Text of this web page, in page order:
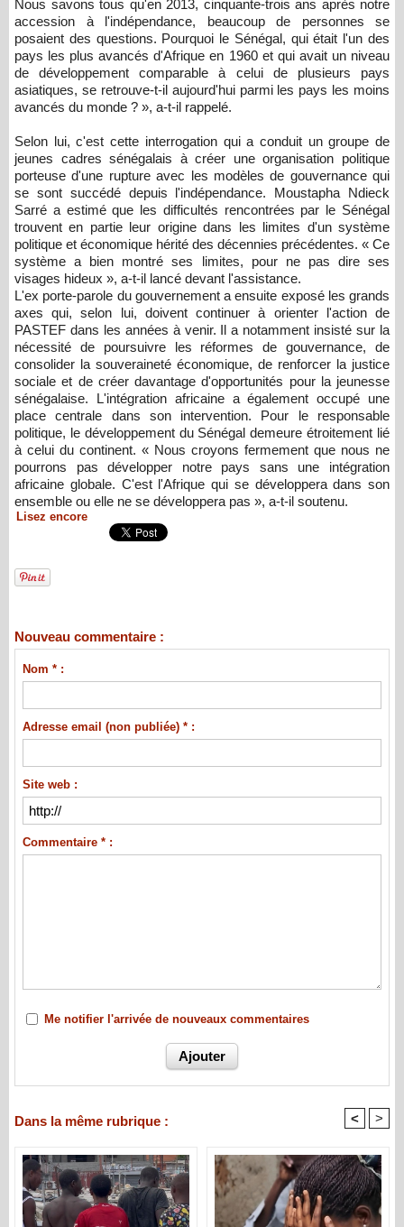
Nous savons tous qu'en 2013, cinquante-trois ans après notre
accession à l'indépendance, beaucoup de personnes se
posaient des questions. Pourquoi le Sénégal, qui était l'un des
pays les plus avancés d'Afrique en 1960 et qui avait un niveau
de développement comparable à celui de plusieurs pays
asiatiques, se retrouve-t-il aujourd'hui parmi les pays les moins
avancés du monde ? », a-t-il rappelé.
Selon lui, c'est cette interrogation qui a conduit un groupe de
jeunes cadres sénégalais à créer une organisation politique
porteuse d'une rupture avec les modèles de gouvernance qui
se sont succédé depuis l'indépendance. Moustapha Ndieck
Sarré a estimé que les difficultés rencontrées par le Sénégal
trouvent en partie leur origine dans les limites d'un système
politique et économique hérité des décennies précédentes. « Ce
système a bien montré ses limites, pour ne pas dire ses
visages hideux », a-t-il lancé devant l'assistance.
L'ex porte-parole du gouvernement a ensuite exposé les grands
axes qui, selon lui, doivent continuer à orienter l'action de
PASTEF dans les années à venir. Il a notamment insisté sur la
nécessité de poursuivre les réformes de gouvernance, de
consolider la souveraineté économique, de renforcer la justice
sociale et de créer davantage d'opportunités pour la jeunesse
sénégalaise. L'intégration africaine a également occupé une
place centrale dans son intervention. Pour le responsable
politique, le développement du Sénégal demeure étroitement lié
à celui du continent. « Nous croyons fermement que nous ne
pourrons pas développer notre pays sans une intégration
africaine globale. C'est l'Afrique qui se développera dans son
ensemble ou elle ne se développera pas », a-t-il soutenu.
Lisez encore
Nouveau commentaire :
Nom * :
Adresse email (non publiée) * :
Site web :
Commentaire * :
Me notifier l'arrivée de nouveaux commentaires
Dans la même rubrique : < >